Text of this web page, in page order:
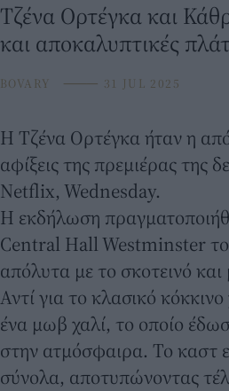
Τζένα Ορτέγκα και
και αποκαλυπτικές
BOVARY ⸻ 31 JUL 2025
Η Τζένα Ορτέγκα ήταν η
αφίξεις της πρεμιέρας της
Netflix, Wednesday.
Η εκδήλωση
Central Hall Westminster
απόλυτα με το σκοτεινό
Αντί για το κλασικό
ένα μωβ χαλί, το οποίο
στην ατμόσφαιρα. Το καστ
σύνολα, αποτυπώνοντας